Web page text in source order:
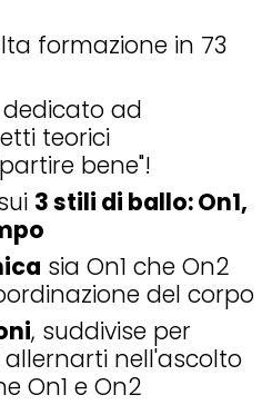
formazione in 73
dedicato ad
teorici
bene"!
3 stili di ballo: On1,
sia On1 che On2
del corpo
, suddivise per
nell'ascolto
On1 e On2